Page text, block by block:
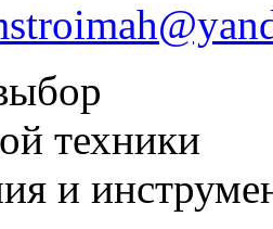
техники
и